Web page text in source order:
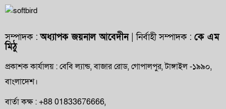
দুর্নীতি ও অনিয়মের অভিযোগ
অফিসারের বিদায় সংবর্ধনা
সম্পাদক :অধ্যাপক জয়নাল আবেদীন| নির্বাহী সম্পাদক : কে এম
মিঠু
প্রকাশক কার্যালয় : বেবি ল্যান্ড, বাজার রোড, গোপালপুর, টাঙ্গাইল -১৯৯০,
বাংলাদেশ।
বার্তা কক্ষ : +88 01833676666,